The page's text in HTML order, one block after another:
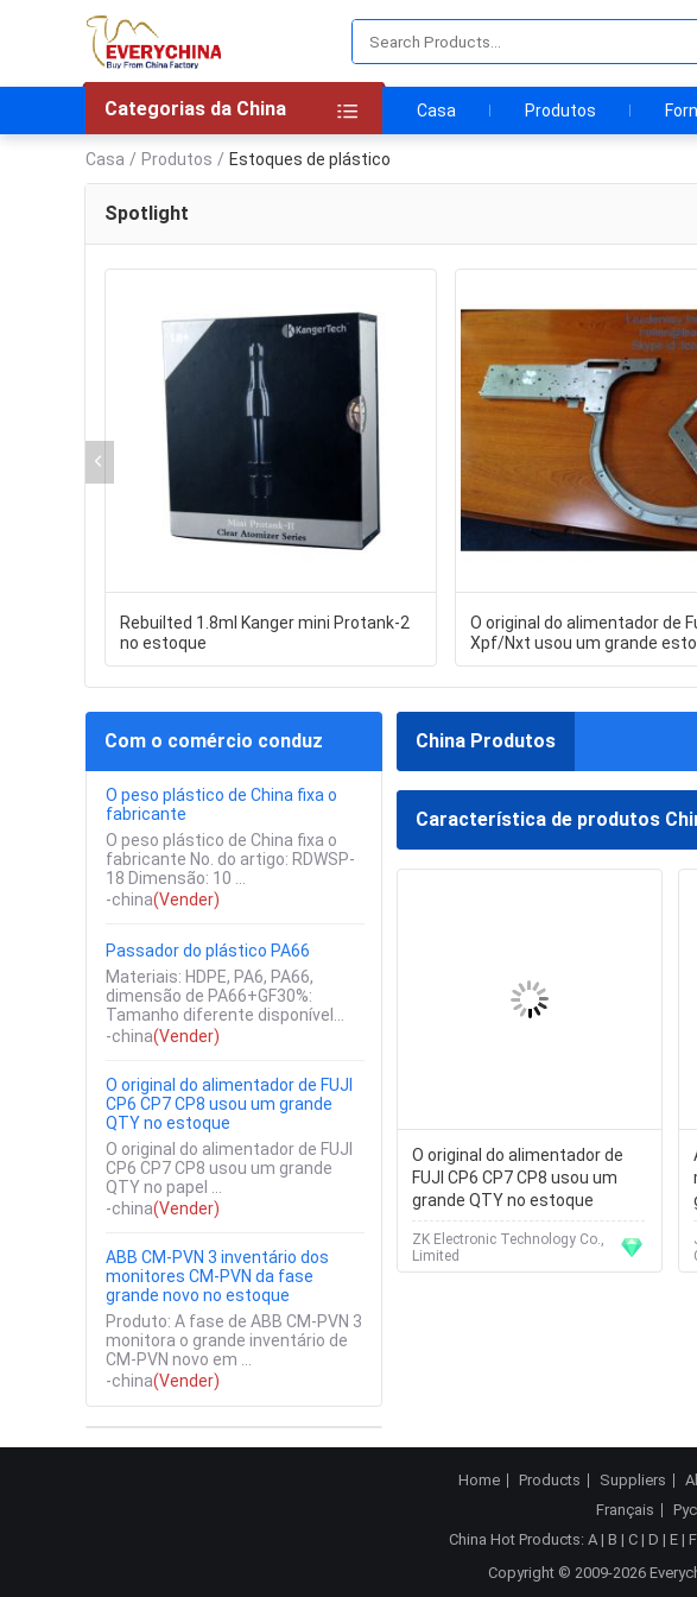
Categorias da China Casa Produtos
Casa / Produtos / Estoques de plástico
Spotlight
Rebuilted 1.8ml Kanger mini Protank-2
no estoque
O original do alimentador de
Xpf/Nxt usou um grande
Com o comércio conduz
O peso plástico de China fixa o
fabricante
O peso plástico de China fixa o
fabricante No. do artigo: RDWSP-
18 Dimensão: 10 ...
-china(Vender)
Passador do plástico PA66
Materiais: HDPE, PA6, PA66,
dimensão de PA66+GF30%:
Tamanho diferente disponível...
-china(Vender)
O original do alimentador de FUJI
CP6 CP7 CP8 usou um grande
QTY no estoque
O original do alimentador de FUJI
CP6 CP7 CP8 usou um grande
QTY no papel ...
-china(Vender)
ABB CM-PVN 3 inventário dos
monitores CM-PVN da fase
grande novo no estoque
Produto: A fase de ABB CM-PVN 3
monitora o grande inventário de
CM-PVN novo em ...
-china(Vender)
China Produtos
Característica de produtos
O original do alimentador de
FUJI CP6 CP7 CP8 usou um
grande QTY no estoque
ZK Electronic Technology Co.,
Limited
Home Products Suppliers
Français
China Hot Products: A | B | C | D | E | F
Copyright © 2009-2026